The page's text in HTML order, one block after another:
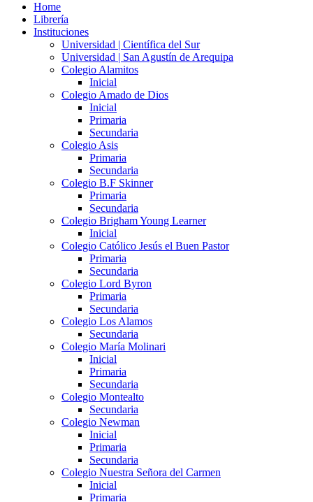
Home
Librería
Instituciones
Universidad | Científica del Sur
Universidad | San Agustín de Arequipa
Colegio Alamitos
Inicial
Colegio Amado de Dios
Inicial
Primaria
Secundaria
Colegio Asis
Primaria
Secundaria
Colegio B.F Skinner
Primaria
Secundaria
Colegio Brigham Young Learner
Inicial
Colegio Católico Jesús el Buen Pastor
Primaria
Secundaria
Colegio Lord Byron
Primaria
Secundaria
Colegio Los Alamos
Secundaria
Colegio María Molinari
Inicial
Primaria
Secundaria
Colegio Montealto
Secundaria
Colegio Newman
Inicial
Primaria
Secundaria
Colegio Nuestra Señora del Carmen
Inicial
Primaria